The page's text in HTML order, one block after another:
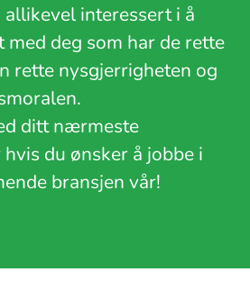
allikevel interessert i å
med deg som har de rette
rette nysgjerrigheten og
ditt nærmeste
du ønsker å jobbe i
bransjen vår!